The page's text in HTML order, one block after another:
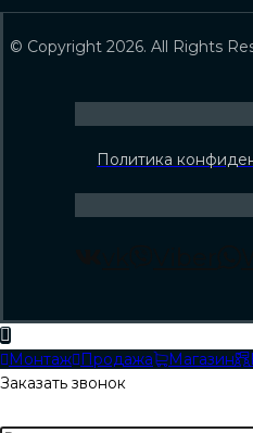
© Copyright 2026. All Rights
Политика
Монтаж Продажа Магазин
Заказать звонок